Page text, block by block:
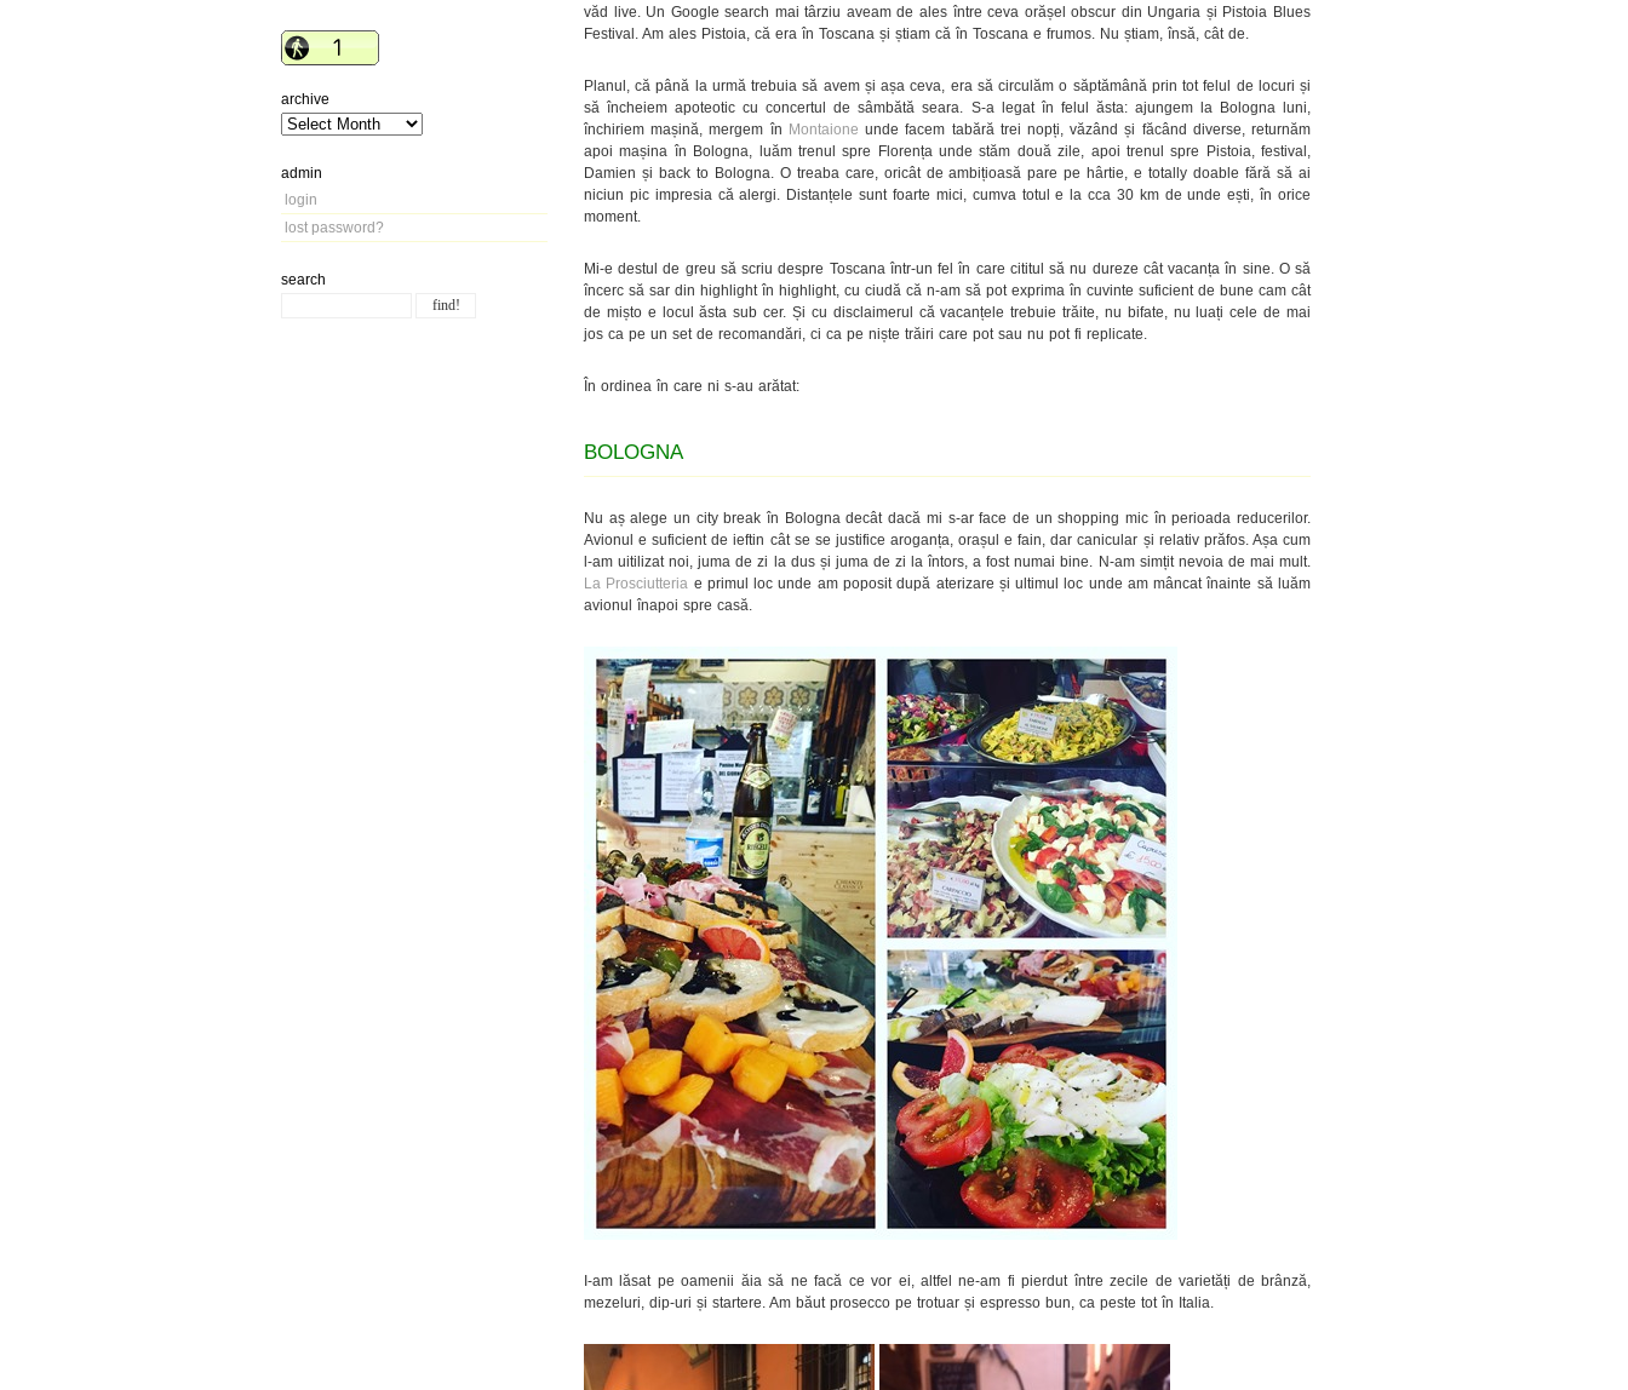
archive
admin
login
lost password?
search
văd live. Un Google search mai târziu aveam de ales între ceva orășel obscur din Ungaria și Pistoia Blues
Festival. Am ales Pistoia, că era în Toscana și știam că în Toscana e frumos. Nu știam, însă, cât de.
Planul, că până la urmă trebuia să avem și așa ceva, era să circulăm o săptămână prin tot felul de locuri și
să încheiem apoteotic cu concertul de sâmbătă seara. S-a legat în felul ăsta: ajungem la Bologna luni,
închiriem mașină, mergem în Montaione unde facem tabără trei nopți, văzând și făcând diverse, returnăm
apoi mașina în Bologna, luăm trenul spre Florența unde stăm două zile, apoi trenul spre Pistoia, festival,
Damien și back to Bologna. O treaba care, oricât de ambițioasă pare pe hârtie, e totally doable fără să ai
niciun pic impresia că alergi. Distanțele sunt foarte mici, cumva totul e la cca 30 km de unde ești, în orice
moment.
Mi-e destul de greu să scriu despre Toscana într-un fel în care cititul să nu dureze cât vacanța în sine. O să
încerc să sar din highlight în highlight, cu ciudă că n-am să pot exprima în cuvinte suficient de bune cam cât
de mișto e locul ăsta sub cer. Și cu disclaimerul că vacanțele trebuie trăite, nu bifate, nu luați cele de mai
jos ca pe un set de recomandări, ci ca pe niște trăiri care pot sau nu pot fi replicate.
În ordinea în care ni s-au arătat:
BOLOGNA
Nu aș alege un city break în Bologna decât dacă mi s-ar face de un shopping mic în perioada reducerilor.
Avionul e suficient de ieftin cât se se justifice aroganța, orașul e fain, dar canicular și relativ prăfos. Așa cum
l-am uitilizat noi, juma de zi la dus și juma de zi la întors, a fost numai bine. N-am simțit nevoia de mai mult.
La Prosciutteria e primul loc unde am poposit după aterizare și ultimul loc unde am mâncat înainte să luăm
avionul înapoi spre casă.
I-am lăsat pe oamenii ăia să ne facă ce vor ei, altfel ne-am fi pierdut între zecile de varietăți de brânză,
mezeluri, dip-uri și startere. Am băut prosecco pe trotuar și espresso bun, ca peste tot în Italia.